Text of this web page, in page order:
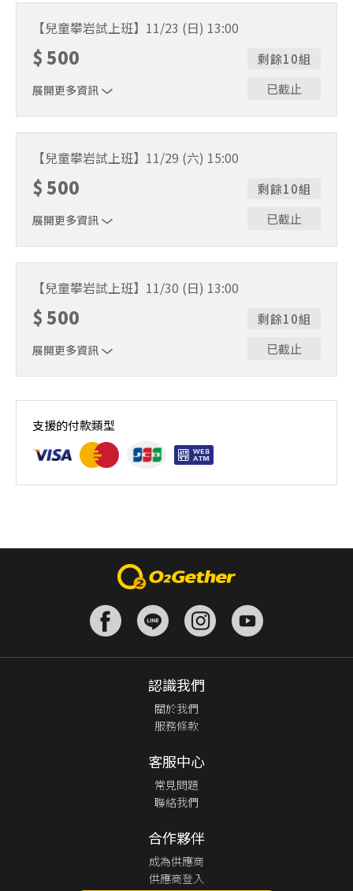
【兒童攀岩試上班】11/23 (日) 13:00
$500
展開更多資訊
剩餘10組
已截止
【兒童攀岩試上班】11/29 (六) 15:00
$500
展開更多資訊
剩餘10組
已截止
【兒童攀岩試上班】11/30 (日) 13:00
$500
展開更多資訊
剩餘10組
已截止
費用包含教練教學及所有裝備！
支援的付款類型
認識我們
關於我們
服務條款
客服中心
常見問題
聯絡我們
合作夥伴
成為供應商
供應商登入